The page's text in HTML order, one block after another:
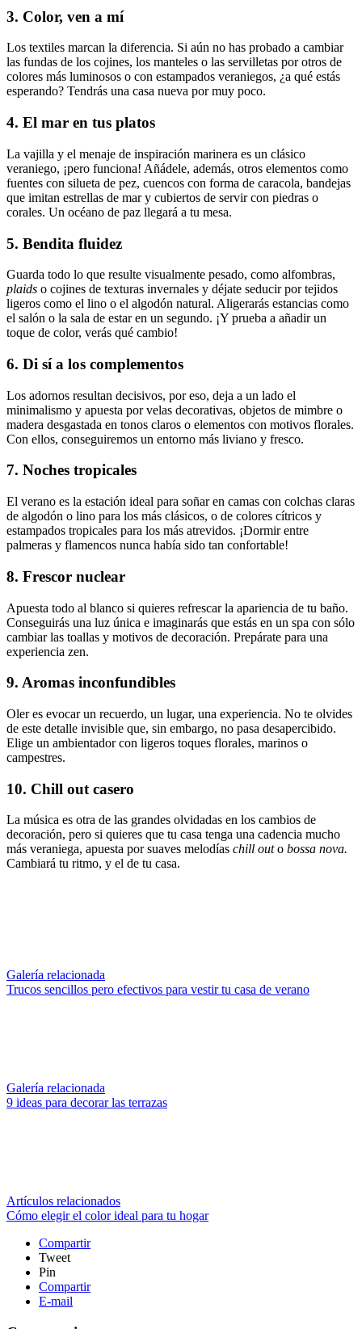
3. Color, ven a mí
Los textiles marcan la diferencia. Si aún no has probado a cambiar
las fundas de los cojines, los manteles o las servilletas por otros de
colores más luminosos o con estampados veraniegos, ¿a qué estás
esperando? Tendrás una casa nueva por muy poco.
4. El mar en tus platos
La vajilla y el menaje de inspiración marinera es un clásico
veraniego, ¡pero funciona! Añádele, además, otros elementos como
fuentes con silueta de pez, cuencos con forma de caracola, bandejas
que imitan estrellas de mar y cubiertos de servir con piedras o
corales. Un océano de paz llegará a tu mesa.
5. Bendita fluidez
Guarda todo lo que resulte visualmente pesado, como alfombras,
plaids o cojines de texturas invernales y déjate seducir por tejidos
ligeros como el lino o el algodón natural. Aligerarás estancias como
el salón o la sala de estar en un segundo. ¡Y prueba a añadir un
toque de color, verás qué cambio!
6. Di sí a los complementos
Los adornos resultan decisivos, por eso, deja a un lado el
minimalismo y apuesta por velas decorativas, objetos de mimbre o
madera desgastada en tonos claros o elementos con motivos florales.
Con ellos, conseguiremos un entorno más liviano y fresco.
7. Noches tropicales
El verano es la estación ideal para soñar en camas con colchas claras
de algodón o lino para los más clásicos, o de colores cítricos y
estampados tropicales para los más atrevidos. ¡Dormir entre
palmeras y flamencos nunca había sido tan confortable!
8. Frescor nuclear
Apuesta todo al blanco si quieres refrescar la apariencia de tu baño.
Conseguirás una luz única e imaginarás que estás en un spa con sólo
cambiar las toallas y motivos de decoración. Prepárate para una
experiencia zen.
9. Aromas inconfundibles
Oler es evocar un recuerdo, un lugar, una experiencia. No te olvides
de este detalle invisible que, sin embargo, no pasa desapercibido.
Elige un ambientador con ligeros toques florales, marinos o
campestres.
10. Chill out casero
La música es otra de las grandes olvidadas en los cambios de
decoración, pero si quieres que tu casa tenga una cadencia mucho
más veraniega, apuesta por suaves melodías chill outo bossa nova.
Cambiará tu ritmo, y el de tu casa.
Galería relacionada
Trucos sencillos pero efectivos para vestir tu casa de verano
Galería relacionada
9 ideas para decorar las terrazas
Artículos relacionados
Cómo elegir el color ideal para tu hogar
Compartir
Tweet
Pin
Compartir
E-mail